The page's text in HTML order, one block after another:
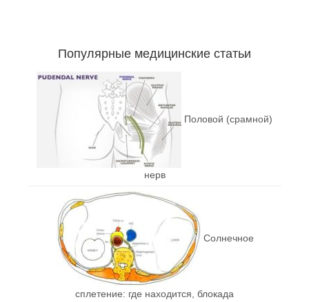
Популярные медицинские статьи
Половой (срамной)
нерв
Солнечное
сплетение: где находится, блокада